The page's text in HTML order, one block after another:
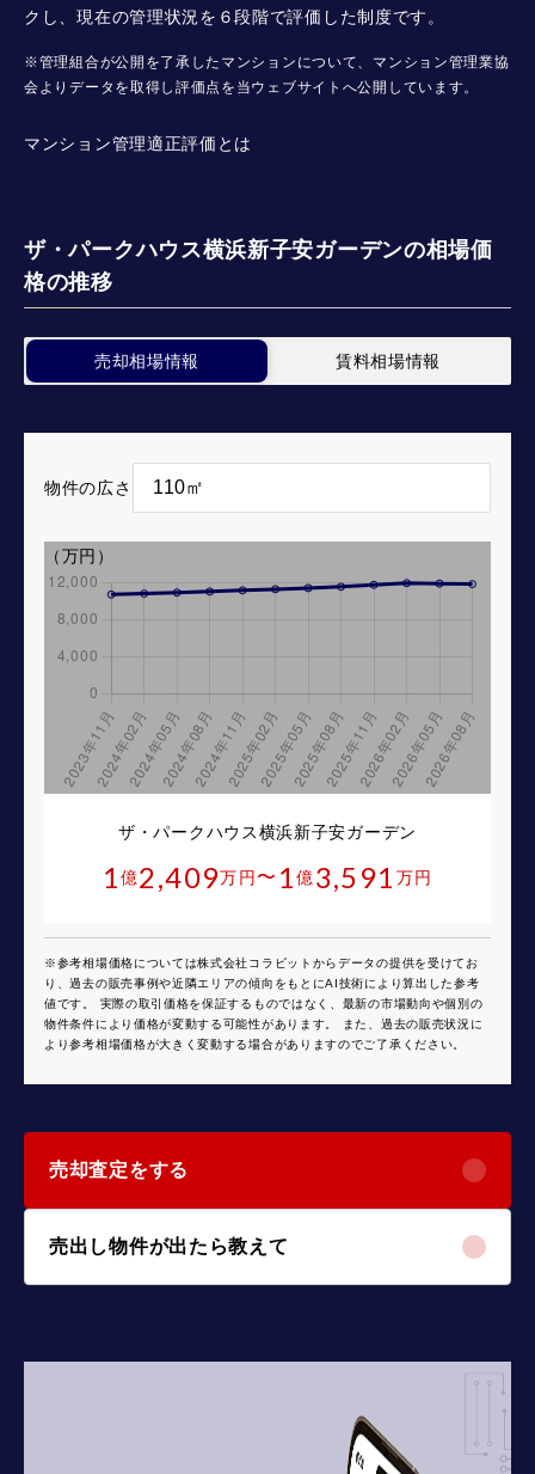
クし、現在の管理状況を６段階で評価した制度です。
※管理組合が公開を了承したマンションについて、マンション管理業協
会よりデータを取得し評価点を当ウェブサイトへ公開しています。
マンション管理適正評価とは
ザ・パークハウス横浜新子安ガーデンの相場価
格の推移
売却相場情報 賃料相場情報
物件の広さ
ザ・パークハウス横浜新子安ガーデン
1億2,409万円 〜 1億3,591 万円
※参考相場価格については株式会社コラビットからデータの提供を受けてお
り、過去の販売事例や近隣エリアの傾向をもとにAI技術により算出した参考
値です。 実際の取引価格を保証するものではなく、最新の市場動向や個別の
物件条件により価格が変動する可能性があります。 また、過去の販売状況に
より参考相場価格が大きく変動する場合がありますのでご了承ください。
（万円）
売却査定をする
売出し物件が出たら教えて